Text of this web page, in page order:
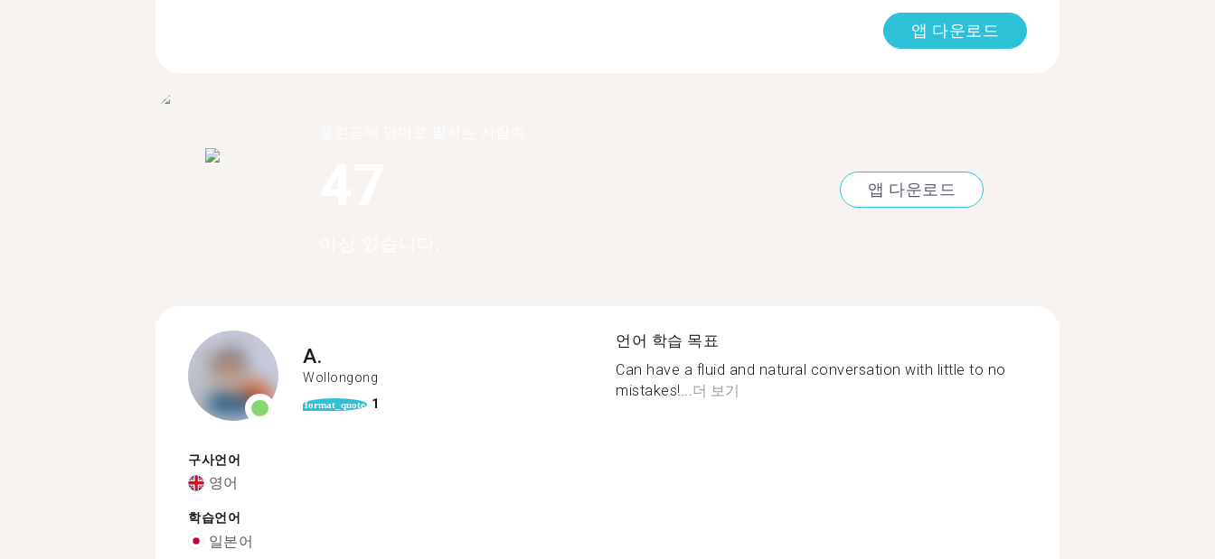
앱 다운로드
앱 다운로드
A.
Wollongong
format_quote 1
구사언어
영어
학습언어
일본어
언어 학습 목표
Can have a fluid and natural conversation with little to no
mistakes!... 더 보기